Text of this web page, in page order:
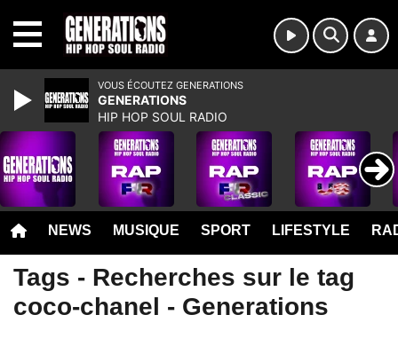
NEWS MUSIQUE SPORT LIFESTYLE
Tags - Recherches sur le tag
coco-chanel - Generations
VOUS ÉCOUTEZ GENERATIONS
GENERATIONS
HIP HOP SOUL RADIO